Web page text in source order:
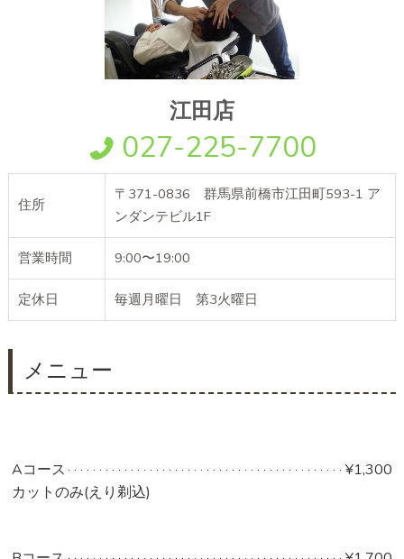
江田店
027-225-7700
住所
〒371-0836 群馬県前橋市江田町593-1 ア
ンダンテビル1F
営業時間 9:00〜19:00
定休日 毎週月曜日 第3火曜日
メニュー
Aコース
¥1,300
カットのみ(えり剃込)